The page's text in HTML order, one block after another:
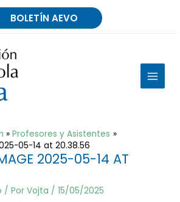
BOLETÍN AEVO
MAIN
Profesores y Asistentes
05-14 at 20.38.56
2025-05-14 AT
/ PorVojta /15/05/2025